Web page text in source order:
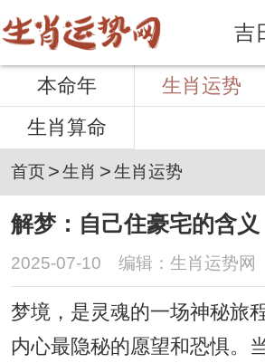
吉
本命年 生肖运势
生肖算命
首页>生肖 >生肖运势
解梦：自己住豪宅的含义
2025-07-10 编辑：生肖运势网
梦境，是灵魂的一场神秘旅
内心最隐秘的愿望和恐惧。